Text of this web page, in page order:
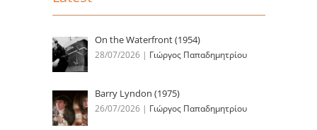
On the Waterfront (1954)
28/07/2026 | Γιώργος Παπαδημητρίου
Barry Lyndon (1975)
26/07/2026 | Γιώργος Παπαδημητρίου